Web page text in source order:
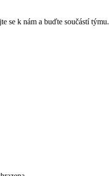
se k nám a buďte součástí týmu.